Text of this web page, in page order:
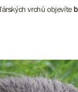
vrchů objevíte